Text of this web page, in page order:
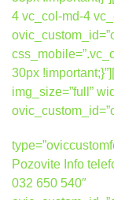
4 vc_col-md-4
30px
img_size=”full”
Pozovite Info
032 650 540″